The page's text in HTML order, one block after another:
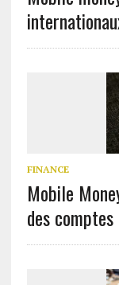
FINANCE
Mobile
des